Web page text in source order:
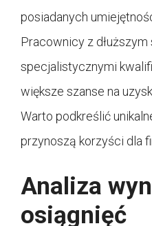
posiadanych
Pracownicy z dłuższym
specjalistycznymi
większe szanse na
Warto podkreślić
przynoszą korzyści dla
Analiza
osiągnięć